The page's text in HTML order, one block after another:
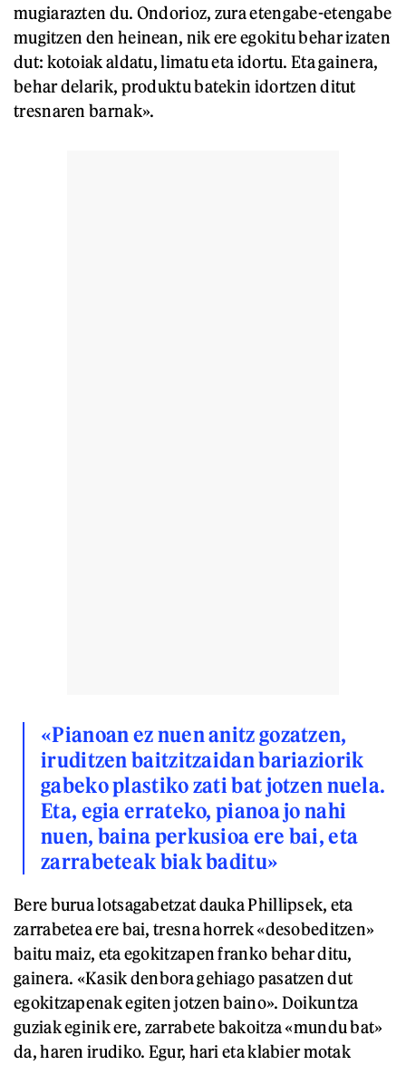
mugiarazten du. Ondorioz, zura etengabe-etengabe
mugitzen den heinean, nik ere egokitu behar izaten
dut: kotoiak aldatu, limatu eta idortu. Eta gainera,
behar delarik, produktu batekin idortzen ditut
tresnaren barnak».
«Pianoan ez nuen anitz gozatzen,
iruditzen baitzitzaidan bariaziorik
gabeko plastiko zati bat jotzen nuela.
Eta, egia errateko, pianoa jo nahi
nuen, baina perkusioa ere bai, eta
zarrabeteak biak baditu»
Bere burua lotsagabetzat dauka Phillipsek, eta
zarrabetea ere bai, tresna horrek «desobeditzen»
baitu maiz, eta egokitzapen franko behar ditu,
gainera. «Kasik denbora gehiago pasatzen dut
egokitzapenak egiten jotzen baino». Doikuntza
guziak eginik ere, zarrabete bakoitza «mundu bat»
da, haren irudiko. Egur, hari eta klabier motak